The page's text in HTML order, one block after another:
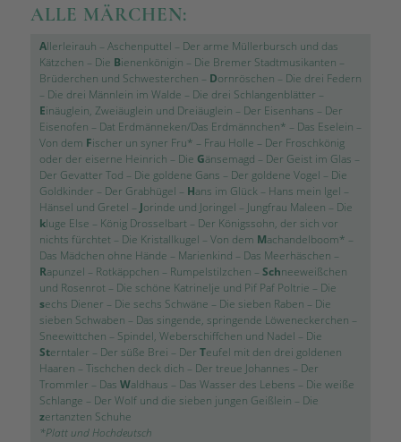
ALLE MÄRCHEN:
Allerleirauh – Aschenputtel – Der arme Müllerbursch und das
Kätzchen – Die Bienenkönigin – Die Bremer Stadtmusikanten –
Brüderchen und Schwesterchen – Dornröschen – Die drei Federn
– Die drei Männlein im Walde – Die drei Schlangenblätter –
Einäuglein, Zweiäuglein und Dreiäuglein – Der Eisenhans – Der
Eisenofen – Dat Erdmänneken/Das Erdmännchen* – Das Eselein –
Von dem Fischer un syner Fru* – Frau Holle – Der Froschkönig
oder der eiserne Heinrich – Die Gänsemagd – Der Geist im Glas –
Der Gevatter Tod – Die goldene Gans – Der goldene Vogel – Die
Goldkinder – Der Grabhügel – Hans im Glück– Hans mein Igel –
Hänsel und Gretel – Jorinde und Joringel – Jungfrau Maleen – Die
kluge Else – König Drosselbart – Der Königssohn, der sich vor
nichts fürchtet – Die Kristallkugel – Von dem Machandelboom* –
Das Mädchen ohne Hände – Marienkind – Das Meerhäschen –
Rapunzel – Rotkäppchen – Rumpelstilzchen – Schneeweißchen
und Rosenrot – Die schöne Katrinelje und Pif Paf Poltrie – Die
sechs Diener – Die sechs Schwäne – Die sieben Raben – Die
sieben Schwaben – Das singende, springende Löweneckerchen –
Sneewittchen – Spindel, Weberschiffchen und Nadel – Die
Sterntaler – Der süße Brei – Der Teufel mit den drei goldenen
Haaren – Tischchen deck dich – Der treue Johannes – Der
Trommler – Das Waldhaus – Das Wasser des Lebens – Die weiße
Schlange – Der Wolf und die sieben jungen Geißlein – Die
zertanzten Schuhe
*Platt und Hochdeutsch